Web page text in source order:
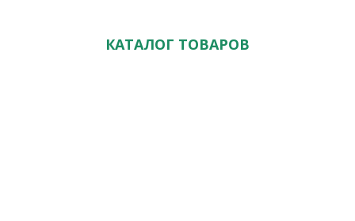
КАТАЛОГ ТОВАРОВ